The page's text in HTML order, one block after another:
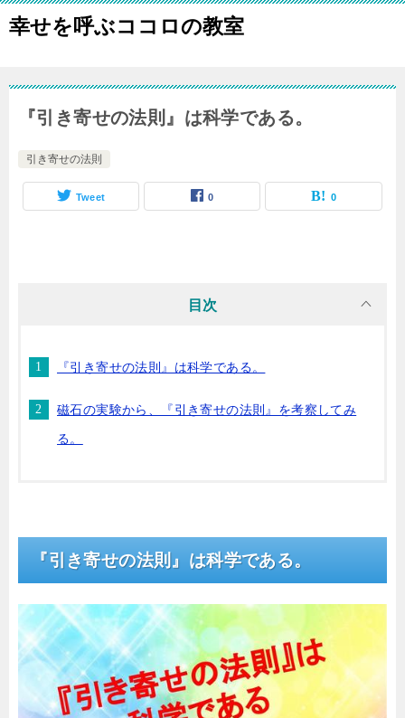
幸せを呼ぶココロの教室
『引き寄せの法則』は科学である。
引き寄せの法則
Tweet 0 0
目次
『引き寄せの法則』は科学である。
磁石の実験から、『引き寄せの法則』を考察してみ
る。
『引き寄せの法則』は科学である。